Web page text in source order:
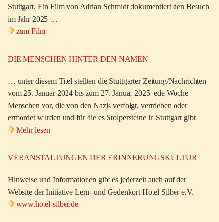
Stuttgart. Ein Film von Adrian Schmidt dokumentiert den Besuch
im Jahr 2025 …
zum Film
DIE MENSCHEN HINTER DEN NAMEN
… unter diesem Titel stellten die Stuttgarter Zeitung/Nachrichten
vom 25. Januar 2024 bis zum 27. Januar 2025 jede Woche
Menschen vor, die von den Nazis verfolgt, vertrieben oder
ermordet wurden und für die es Stolpersteine in Stuttgart gibt!
Mehr lesen
VERANSTALTUNGEN DER ERINNERUNGSKULTUR
Hinweise und Informationen gibt es jederzeit auch auf der
Website der Initiative Lern- und Gedenkort Hotel Silber e.V.
www.hotel-silber.de